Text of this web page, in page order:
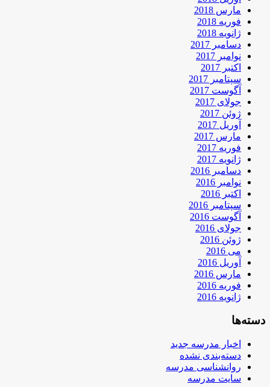
مارس 2018
فوریه 2018
ژانویه 2018
دسامبر 2017
نوامبر 2017
اکتبر 2017
سپتامبر 2017
آگوست 2017
جولای 2017
ژوئن 2017
آوریل 2017
مارس 2017
فوریه 2017
ژانویه 2017
دسامبر 2016
نوامبر 2016
اکتبر 2016
سپتامبر 2016
آگوست 2016
جولای 2016
ژوئن 2016
می 2016
آوریل 2016
مارس 2016
فوریه 2016
ژانویه 2016
دسته‌ها
اخبار مدرسه جدید
دسته‌بندی نشده
روانشناسی مدرسه
سایت مدرسه